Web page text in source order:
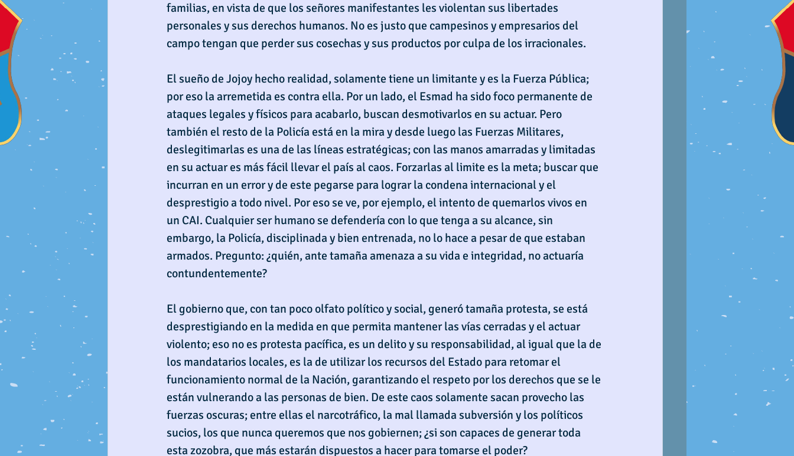
familias, en vista de que los señores manifestantes les violentan sus libertades
personales y sus derechos humanos. No es justo que campesinos y empresarios del
campo tengan que perder sus cosechas y sus productos por culpa de los irracionales.
El sueño de Jojoy hecho realidad, solamente tiene un limitante y es la Fuerza Pública;
por eso la arremetida es contra ella. Por un lado, el Esmad ha sido foco permanente de
ataques legales y físicos para acabarlo, buscan desmotivarlos en su actuar. Pero
también el resto de la Policía está en la mira y desde luego las Fuerzas Militares,
deslegitimarlas es una de las líneas estratégicas; con las manos amarradas y limitadas
en su actuar es más fácil llevar el país al caos. Forzarlas al limite es la meta; buscar que
incurran en un error y de este pegarse para lograr la condena internacional y el
desprestigio a todo nivel. Por eso se ve, por ejemplo, el intento de quemarlos vivos en
un CAI. Cualquier ser humano se defendería con lo que tenga a su alcance, sin
embargo, la Policía, disciplinada y bien entrenada, no lo hace a pesar de que estaban
armados. Pregunto: ¿quién, ante tamaña amenaza a su vida e integridad, no actuaría
contundentemente?
El gobierno que, con tan poco olfato político y social, generó tamaña protesta, se está
desprestigiando en la medida en que permita mantener las vías cerradas y el actuar
violento; eso no es protesta pacífica, es un delito y su responsabilidad, al igual que la de
los mandatarios locales, es la de utilizar los recursos del Estado para retomar el
funcionamiento normal de la Nación, garantizando el respeto por los derechos que se le
están vulnerando a las personas de bien. De este caos solamente sacan provecho las
fuerzas oscuras; entre ellas el narcotráfico, la mal llamada subversión y los políticos
sucios, los que nunca queremos que nos gobiernen; ¿si son capaces de generar toda
esta zozobra, que más estarán dispuestos a hacer para tomarse el poder?